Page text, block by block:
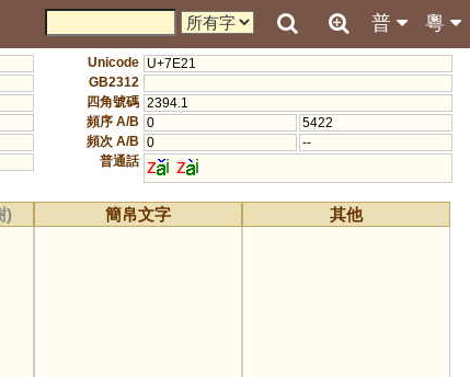
粵
普
Unicode U+7E21
GB2312
四角號碼 2394.1
頻序 A/B 0
5422
頻次 A/B 0
--
普通話 z i z i
) 簡帛文字 其他